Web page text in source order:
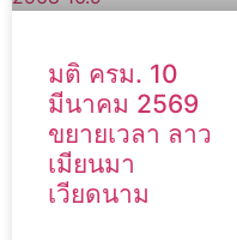
มติ ครม. 10
มีนาคม 2569
ขยายเวลา ลาว
เมียนมา
เวียดนาม